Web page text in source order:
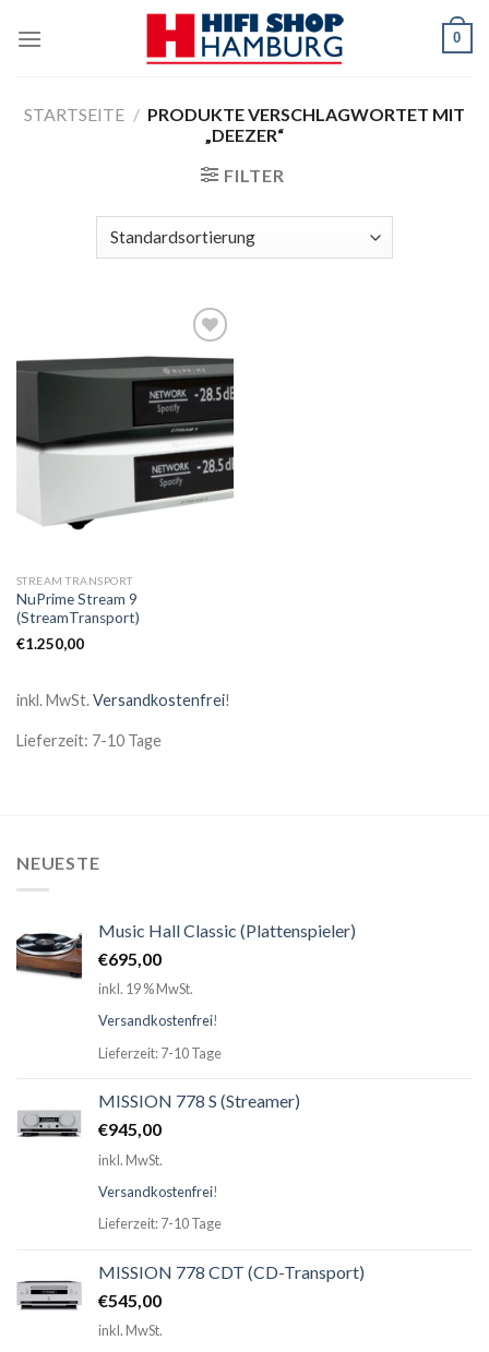
0
STARTSEITE / PRODUKTE VERSCHLAGWORTET MIT
„DEEZER“
FILTER
Zur
Wunschliste
STREAM TRANSPORT
NuPrime Stream 9
(StreamTransport)
€1.250,00
inkl. MwSt.Versandkostenfrei!
Lieferzeit: 7-10 Tage
NEUESTE
Music Hall Classic (Plattenspieler)
€695,00
inkl. 19 % MwSt.
Versandkostenfrei!
Lieferzeit: 7-10 Tage
MISSION 778 S (Streamer)
€945,00
inkl. MwSt.
Versandkostenfrei!
Lieferzeit: 7-10 Tage
MISSION 778 CDT (CD-Transport)
€545,00
inkl. MwSt.